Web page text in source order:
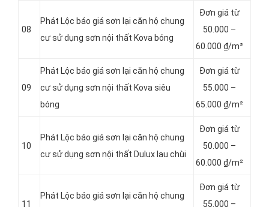
08
Phát Lộc báo giá sơn lại căn hộ chung
cư sử dụng sơn nội thất Kova bóng
Đơn giá từ
50.000 –
60.000 ₫/m²
09
Phát Lộc báo giá sơn lại căn hộ chung
cư sử dụng sơn nội thất Kova siêu
bóng
Đơn giá từ
55.000 –
65.000 ₫/m²
10
Phát Lộc báo giá sơn lại căn hộ chung
cư sử dụng sơn nội thất Dulux lau chùi
Đơn giá từ
50.000 –
60.000 ₫/m²
11
Phát Lộc báo giá sơn lại căn hộ chung
Đơn giá từ
55.000 –